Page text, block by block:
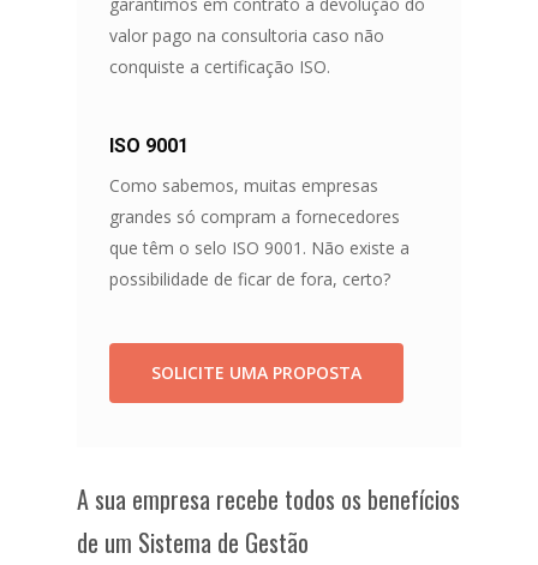
garantimos em contrato a devolução do
valor pago na consultoria caso não
conquiste a certificação ISO.
ISO 9001
Como sabemos, muitas empresas
grandes só compram a fornecedores
que têm o selo ISO 9001. Não existe a
possibilidade de ficar de fora, certo?
SOLICITE UMA PROPOSTA
A sua empresa recebe todos os benefícios
de um Sistema de Gestão